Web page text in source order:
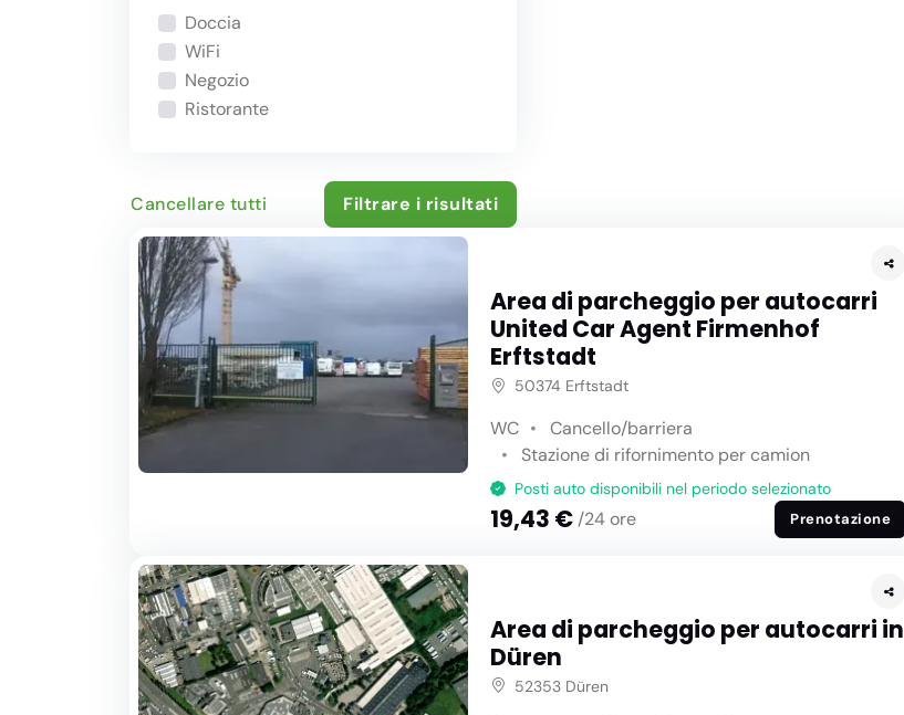
Doccia
WiFi
Negozio
Ristorante
Cancellare tutti Filtrare i risultati
Area di parcheggio per autocarri
United Car Agent Firmenhof
Erftstadt
50374 Erftstadt
WC
Cancello/barriera
Stazione di rifornimento per camion
Posti auto disponibili nel periodo selezionato
19,43 € /24 ore Prenotazione
Area di parcheggio per autocarri in
Düren
52353 Düren